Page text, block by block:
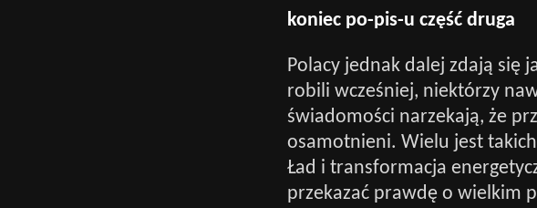
koniec po-pis-u część druga
Polacy jednak dalej zdają się
robili wcześniej, niektórzy
świadomości narzekają, że
osamotnieni. Wielu jest
Ład i transformacja
przekazać prawdę o wielkim